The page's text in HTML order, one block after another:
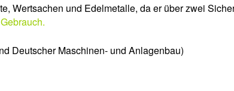
Wertsachen und Edelmetalle, da er über zwei